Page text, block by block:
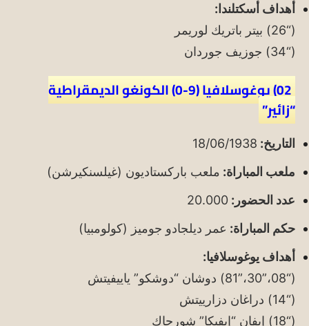
أهداف أسكتلندا:
(“26) بيتر باتريك لوريمر
(“34) جوزيف جوردان
02) يوغوسلافيا (9-0) الكونغو الديمقراطية
“زائير”
التاريخ: 18/06/1938
ملعب المباراة: ملعب باركستاديون (غيلسنكيرشن)
عدد الحضور: 20.000
حكم المباراة: عمر ديلجادو جوميز (كولومبيا)
أهداف يوغوسلافيا:
(“08،”30،”81) دوشان “دوشكو” ياييفيتش
(“14) دراغان دزارييتش
(“18) إيفان “إيفيكا” شورجاك